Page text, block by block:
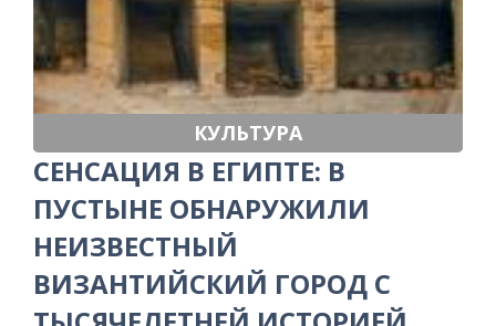
КУЛЬТУРА
СЕНСАЦИЯ В ЕГИПТЕ: В
ПУСТЫНЕ ОБНАРУЖИЛИ
НЕИЗВЕСТНЫЙ
ВИЗАНТИЙСКИЙ ГОРОД С